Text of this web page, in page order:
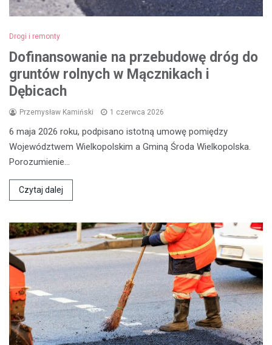
Drogi i remonty
Dofinansowanie na przebudowę dróg do
gruntów rolnych w Mącznikach i
Dębicach
Przemysław Kamiński 1 czerwca 2026
6 maja 2026 roku, podpisano istotną umowę pomiędzy
Województwem Wielkopolskim a Gminą Środa Wielkopolska.
Porozumienie…
Czytaj dalej